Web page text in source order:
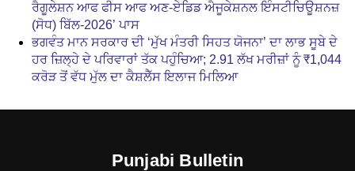
ਰੈਗੂਲੇਸ਼ਨ ਆਫ ਫੀਸ ਆਫ ਅਣ-ਏਡਿਡ ਐਜੂਕੇਸ਼ਨਲ ਇੰਸਟੀਚਿਊਸ਼ਨਜ਼
(ਸੋਧ) ਬਿੱਲ-2026’ ਪਾਸ
ਭਗਵੰਤ ਮਾਨ ਸਰਕਾਰ ਦੀ ‘ਮੁੱਖ ਮੰਤਰੀ ਸਿਹਤ ਯੋਜਨਾ’ ਦਾ ਲਾਭ ਸੂਬੇ ਦੇ
ਹਰ ਜ਼ਿਲ੍ਹੇ ਦੇ ਪਰਿਵਾਰਾਂ ਤੱਕ ਪਹੁੰਚਿਆ; 2.91 ਲੱਖ ਮਰੀਜ਼ਾਂ ਨੂੰ ₹1,044
ਕਰੋੜ ਤੋਂ ਵੱਧ ਮੁੱਲ ਦਾ ਕੈਸ਼ਲੈੱਸ ਇਲਾਜ ਮਿਲਿਆ
Punjabi Bulletin